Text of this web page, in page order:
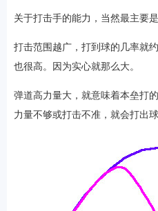
关于打击手的能力，当然最主要
打击范围越广，打到球的几率就
也很高。因为实心就那么大。
弹道高力量大，就意味着本垒打
力量不够或打击不准，就会打出球